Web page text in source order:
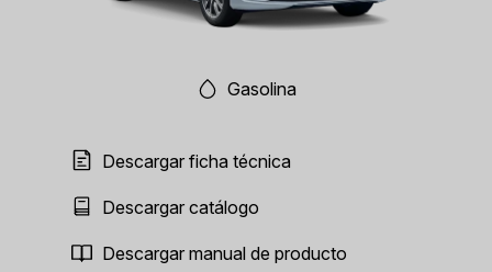
Gasolina
Descargar ficha técnica
Descargar catálogo
Descargar manual de producto